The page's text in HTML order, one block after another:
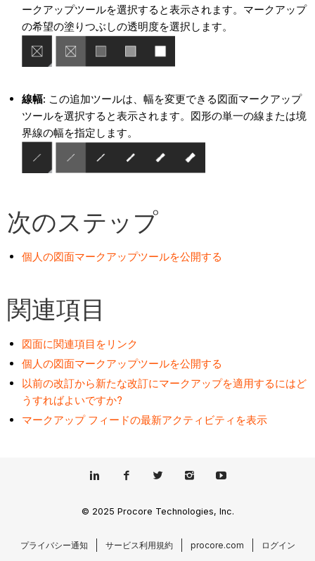
ークアップツールを選択すると表示されます。マークアップ
の希望の塗りつぶしの透明度を選択します。
線幅: この追加ツールは、幅を変更できる図面マークアップ
ツールを選択すると表示されます。図形の単一の線または境
界線の幅を指定します。
次のステップ
個人の図面マークアップツールを公開する
関連項目
図面に関連項目をリンク
個人の図面マークアップツールを公開する
以前の改訂から新たな改訂にマークアップを適用するにはど
うすればよいですか?
マークアップ フィードの最新アクティビティを表示
© 2025 Procore Technologies, Inc.
プライバシー通知 サービス利用規約 procore.com ログイン